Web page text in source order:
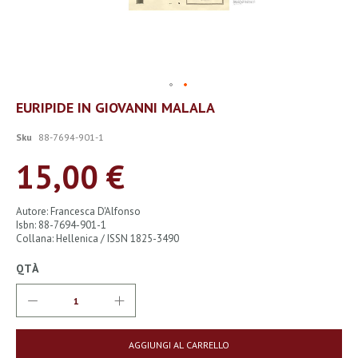
Vai
all'inizio
galleria
immagini
EURIPIDE IN GIOVANNI MALALA
Sku 88-7694-901-1
15,00 €
Autore: Francesca D'Alfonso
Isbn: 88-7694-901-1
Collana: Hellenica / ISSN 1825-3490
QTÀ
AGGIUNGI AL CARRELLO